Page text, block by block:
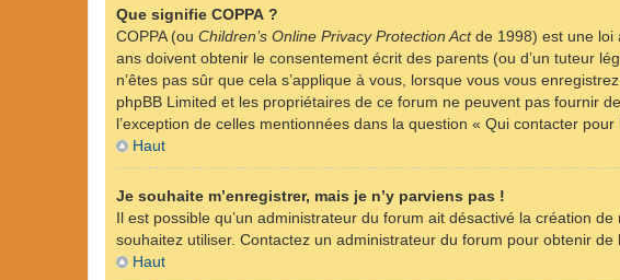
Que signifie COPPA ?
COPPA (ou Children’s Online Privacy Protection Actde 1998) est une loi
ans doivent obtenir le consentement écrit des parents (ou d’un tuteur
n’êtes pas sûr que cela s’applique à vous, lorsque vous vous
phpBB Limited et les propriétaires de ce forum ne peuvent pas fournir
l’exception de celles mentionnées dans la question « Qui contacter
Haut
Je souhaite m’enregistrer, mais je n’y parviens pas !
Il est possible qu’un administrateur du forum ait désactivé la création
souhaitez utiliser. Contactez un administrateur du forum pour obtenir de
Haut